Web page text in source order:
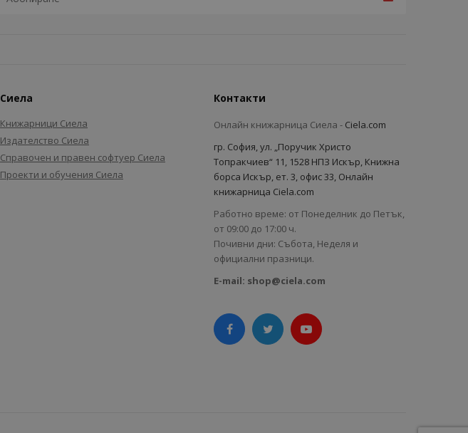
Сиела
Книжарници Сиела
Издателство Сиела
Справочен и правен софтуер Сиела
Проекти и обучения Сиела
Контакти
Онлайн книжарница Сиела - Ciela.com
гр. София, ул. „Поручик Христо
Топракчиев“ 11, 1528 НПЗ Искър, Книжна
борса Искър, ет. 3, офис 33, Онлайн
книжарница Ciela.com
Работно време: от Понеделник до Петък,
от 09:00 до 17:00 ч.
Почивни дни: Събота, Неделя и
официални празници.
E-mail: shop@ciela.com